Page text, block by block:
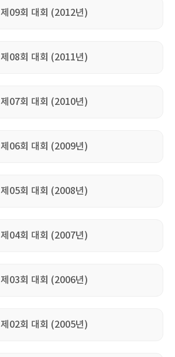
제09회 대회 (2012년)
제08회 대회 (2011년)
제07회 대회 (2010년)
제06회 대회 (2009년)
제05회 대회 (2008년)
제04회 대회 (2007년)
제03회 대회 (2006년)
제02회 대회 (2005년)